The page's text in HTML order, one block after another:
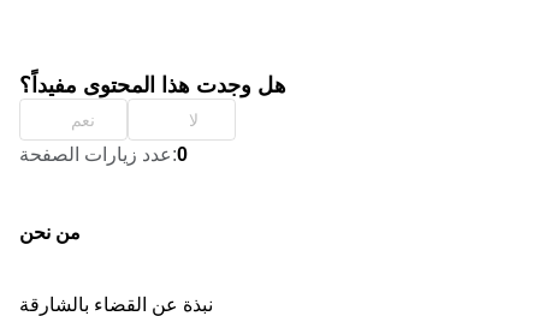
هل وجدت هذا المحتوى مفيداً؟
نعم لا
عدد زيارات الصفحة:0
من نحن
نبذة عن القضاء بالشارقة